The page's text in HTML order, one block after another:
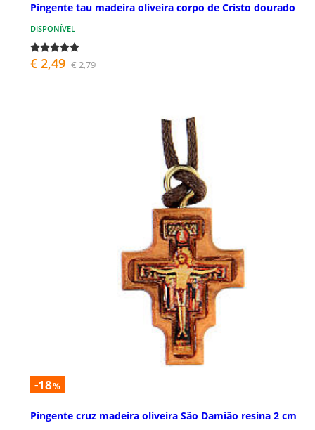
Pingente tau madeira oliveira corpo de Cristo dourado
DISPONÍVEL
€ 2,49 € 2,79
-18%
Pingente cruz madeira oliveira São Damião resina 2 cm